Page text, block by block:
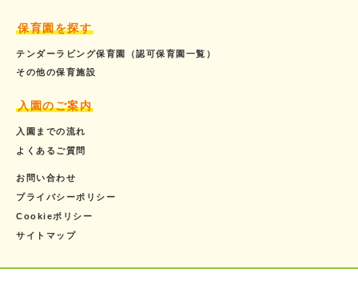
保育園を探す
テンダーラビング保育園（認可保育園一覧）
その他の保育施設
入園のご案内
入園までの流れ
よくあるご質問
お問い合わせ
プライバシーポリシー
Cookieポリシー
サイトマップ